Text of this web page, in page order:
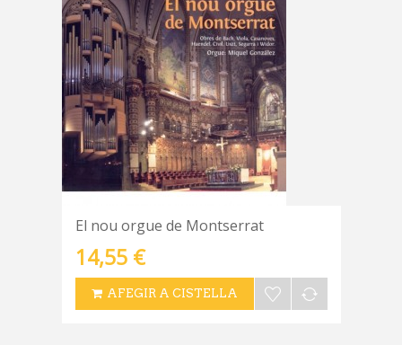
El nou orgue de Montserrat
14,55 €
AFEGIR A CISTELLA